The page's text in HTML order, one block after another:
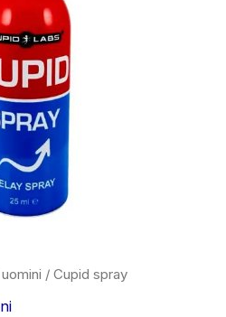
/ Cupid spray